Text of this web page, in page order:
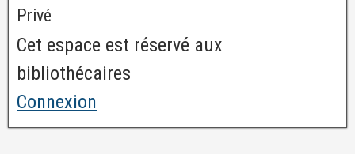
Privé
Cet espace est réservé aux
bibliothécaires
Connexion